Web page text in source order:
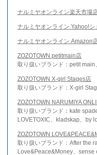
ナルミヤオンライン楽天市場
ナルミヤオンライン Yahoo!シ
ナルミヤオンライン Amazon
ZOZOTOWN petitmain店
取り扱いブランド：petit
ZOZOTOWN X-girl Stages店
取り扱いブランド：X-girl
ZOZOTOWN NARUMIYA
取り扱いブランド：kate
LOVETOXIC、kladskap、by
ZOZOTOWN
取り扱いブランド：After the
Love&Peace&Money、sense